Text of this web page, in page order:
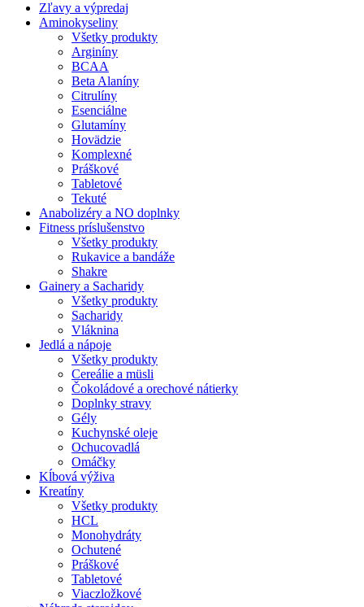
Zľavy a výpredaj
Aminokyseliny
Všetky produkty
Arginíny
BCAA
Beta Alaníny
Citrulíny
Esenciálne
Glutamíny
Hovädzie
Komplexné
Práškové
Tabletové
Tekuté
Anabolizéry a NO doplnky
Fitness príslušenstvo
Všetky produkty
Rukavice a bandáže
Shakre
Gainery a Sacharidy
Všetky produkty
Sacharidy
Vláknina
Jedlá a nápoje
Všetky produkty
Cereálie a müsli
Čokoládové a orechové nátierky
Doplnky stravy
Gély
Kuchynské oleje
Ochucovadlá
Omáčky
Kĺbová výživa
Kreatíny
Všetky produkty
HCL
Monohydráty
Ochutené
Práškové
Tabletové
Viaczložkové